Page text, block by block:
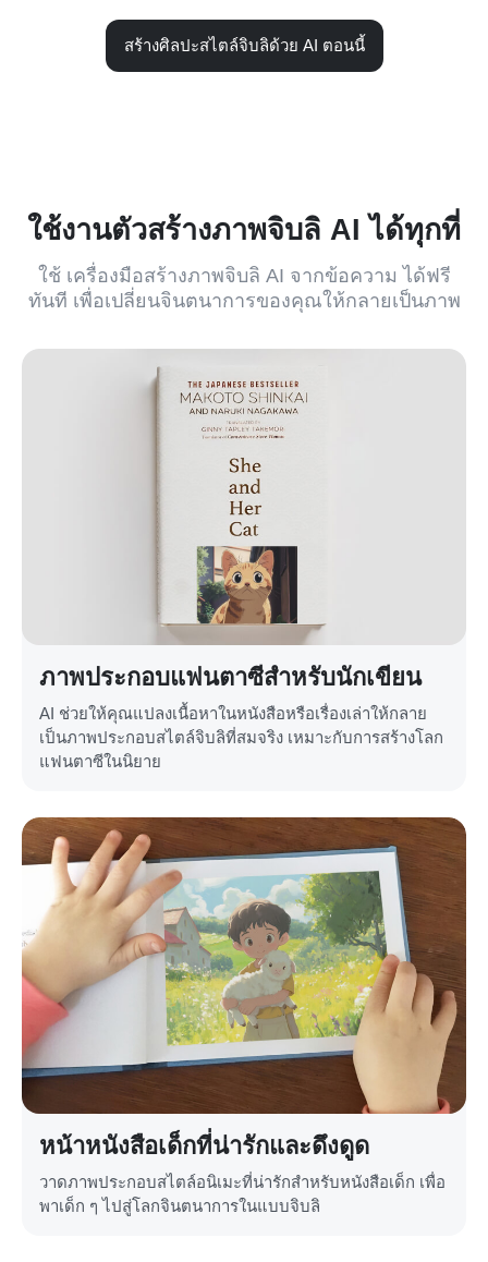
สร้างศิลปะสไตล์จิบลิด้วย AI ตอนนี้
ใช้งานตัวสร้างภาพจิบลิ AI ได้ทุกที่
ใช้ เครื่องมือสร้างภาพจิบลิ AI จากข้อความ ได้ฟรี
ทันที เพื่อเปลี่ยนจินตนาการของคุณให้กลายเป็นภาพ
ภาพประกอบแฟนตาซีสำหรับนักเขียน
AI ช่วยให้คุณแปลงเนื้อหาในหนังสือหรือเรื่องเล่าให้กลาย
เป็นภาพประกอบสไตล์จิบลิที่สมจริง เหมาะกับการสร้างโลก
แฟนตาซีในนิยาย
หน้าหนังสือเด็กที่น่ารักและดึงดูด
วาดภาพประกอบสไตล์อนิเมะที่น่ารักสำหรับหนังสือเด็ก เพื่อ
พาเด็ก ๆ ไปสู่โลกจินตนาการในแบบจิบลิ